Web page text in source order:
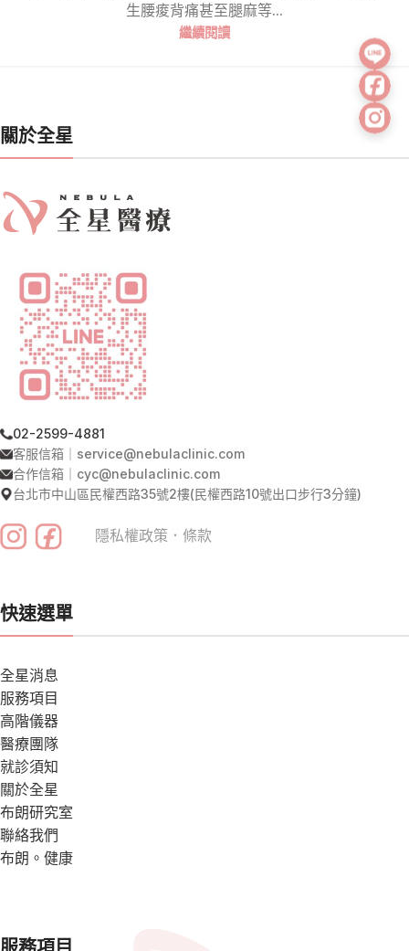
生腰痠背痛甚至腿麻等...
繼續閱讀
關於全星
02-2599-4881
客服信箱｜service@nebulaclinic.com
合作信箱｜cyc@nebulaclinic.com
台北市中山區民權西路35號2樓(民權西路10號出口步行3分鐘)
隱私權政策 ． 條款
快速選單
全星消息
服務項目
高階儀器
醫療團隊
就診須知
關於全星
布朗研究室
聯絡我們
布朗。健康
服務項目